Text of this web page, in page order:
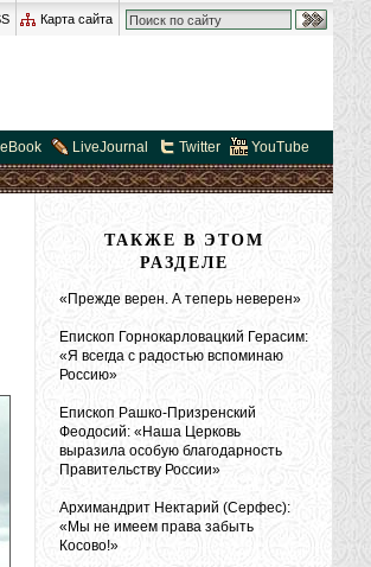
Карта сайта
LiveJournal Twitter YouTube
ТАКЖЕ В ЭТОМ
РАЗДЕЛЕ
«Прежде верен. А теперь неверен»
Епископ Горнокарловацкий Герасим:
«Я всегда с радостью вспоминаю
Россию»
Епископ Рашко-Призренский
Феодосий: «Наша Церковь
выразила особую благодарность
Правительству России»
Архимандрит Нектарий (Серфес):
«Мы не имеем права забыть
Косово!»